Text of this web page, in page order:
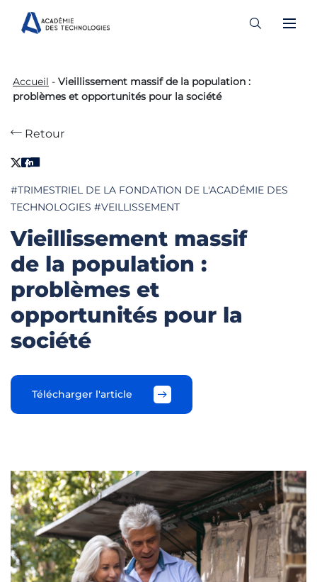
content
Accueil - Vieillissement massif de la population :
problèmes et opportunités pour la société
Retour
#TRIMESTRIEL DE LA FONDATION DE L'ACADÉMIE DES
TECHNOLOGIES #VEILLISSEMENT
Vieillissement massif
de la population :
problèmes et
opportunités pour la
société
Télécharger l'article